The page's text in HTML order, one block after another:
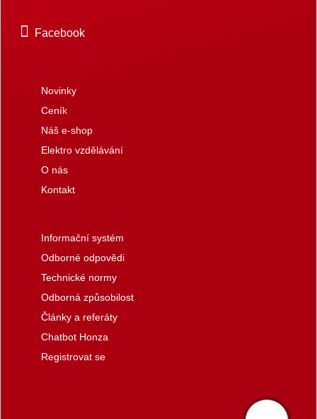
Facebook
Novinky
Ceník
Náš e-shop
Elektro vzdělávání
O nás
Kontakt
Informační systém
Odborné odpovědi
Technické normy
Odborná způsobilost
Články a referáty
Chatbot Honza
Registrovat se